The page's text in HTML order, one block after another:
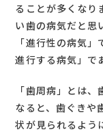
ることが多くなり
い歯の病気だと思
「進行性の病気
進行する病気」で
「歯周病」とは
なると、歯ぐきや
状が見られるよう